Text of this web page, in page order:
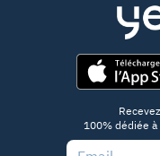
100% dédiée